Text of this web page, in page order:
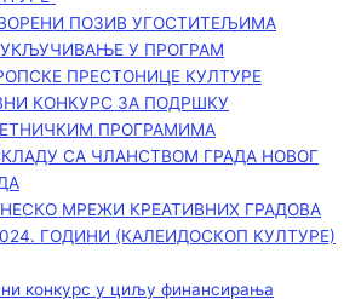
ПОЗИВ УГОСТИТЕЉИМА
УКЉУЧИВАЊЕ У ПРОГРАМ
ПРЕСТОНИЦЕ КУЛТУРЕ
КОНКУРС ЗА ПОДРШКУ
ПРОГРАМИМА
СА ЧЛАНСТВОМ ГРАДА НОВОГ
МРЕЖИ КРЕАТИВНИХ ГРАДОВА
ГОДИНИ (КАЛЕИДОСКОП КУЛТУРЕ)
конкурс у циљу финансирања